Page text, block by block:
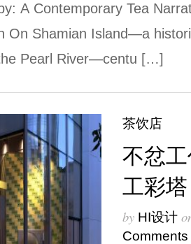
A Contemporary Tea
On Shamian Island—a
Pearl River—centu […]
茶饮店
不忿
工彩
by HI设计
Comments